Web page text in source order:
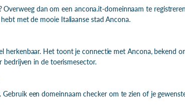
dan om een ancona.it-domeinnaam te
met de mooie Italiaanse stad Ancona.
herkenbaar. Het toont je connectie met Ancona, bekend
in de toerismesector.
een domeinnaam checker om te zien of je